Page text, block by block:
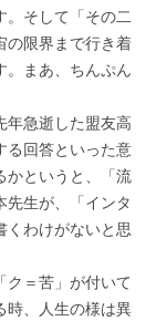
。そして「その二
の限界まで行き着
。まあ、ちんぷん
年急逝した盟友高
る回答といった意
かというと、「流
生が、「インタ
くわけがないと思
ク＝苦」が付いて
時、人生の様は異